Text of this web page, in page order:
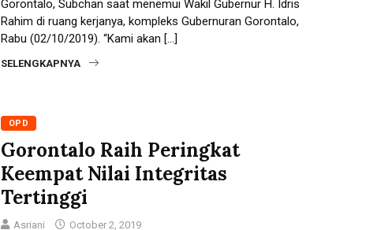
Gorontalo, Subchan saat menemui Wakil Gubernur H. Idris
Rahim di ruang kerjanya, kompleks Gubernuran Gorontalo,
Rabu (02/10/2019). “Kami akan […]
SELENGKAPNYA
OPD
Gorontalo Raih Peringkat
Keempat Nilai Integritas
Tertinggi
Asriani October 2, 2019